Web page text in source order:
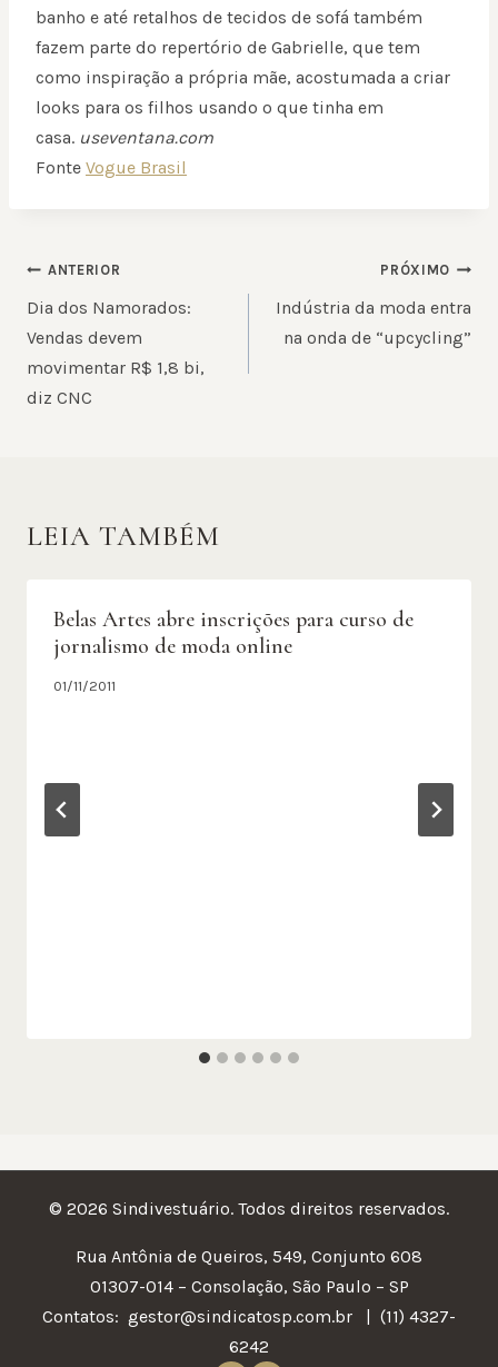
banho e até retalhos de tecidos de sofá também
fazem parte do repertório de Gabrielle, que tem
como inspiração a própria mãe, acostumada a criar
looks para os filhos usando o que tinha em
casa. useventana.com
Fonte Vogue Brasil
NAVEGAÇÃO
DE
POST
ANTERIOR
Dia dos Namorados:
Vendas devem
movimentar R$ 1,8 bi,
diz CNC
PRÓXIMO
Indústria da moda entra
na onda de “upcycling”
LEIA TAMBÉM
Belas Artes abre inscrições para curso de
jornalismo de moda online
01/11/2011
© 2026 Sindivestuário. Todos direitos reservados.
Rua Antônia de Queiros, 549, Conjunto 608
01307-014 – Consolação, São Paulo – SP
Contatos: gestor@sindicatosp.com.br | (11) 4327-
6242